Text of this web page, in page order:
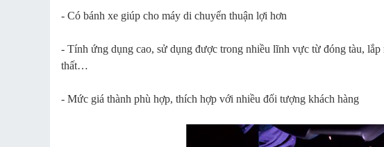
- Có bánh xe giúp cho máy di chuyển thuận lợi hơn
- Tính ứng dụng cao, sử dụng được trong nhiều lĩnh vực từ đóng tàu,
thất…
- Mức giá thành phù hợp, thích hợp với nhiều đối tượng khách hàng